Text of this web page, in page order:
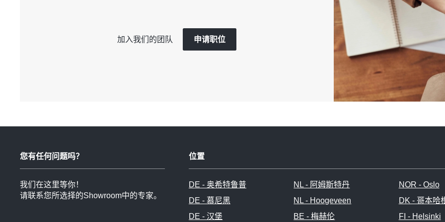
加入我们的团队 申请职位
您有任何问题吗？
我们在这里等你！
请联系您所选择的Showroom中的专家。
位置
DE - 奥希特鲁普
DE - 慕尼黑
DE - 汉堡
NL - 阿姆斯特丹
NL - Hoogeveen
BE - 梅赫伦
NOR - Oslo
DK - 哥本哈
FI - Helsinki